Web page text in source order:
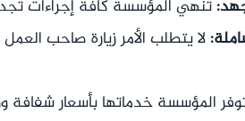
تنهي المؤسسة كافة إجراءات تجديد عقد
لا يتطلب الأمر زيارة صاحب
المؤسسة خدماتها بأسعار شفافة